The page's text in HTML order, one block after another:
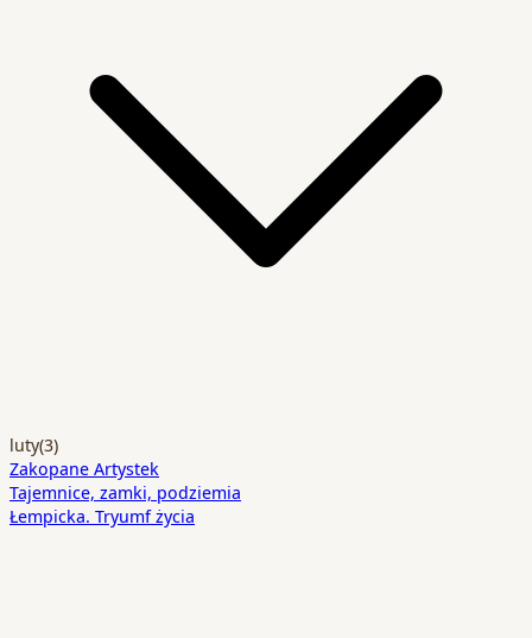
luty(3)
Zakopane Artystek
Tajemnice, zamki, podziemia
Łempicka. Tryumf życia